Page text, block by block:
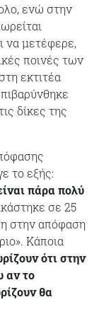
ενώ στην
να μετέφερε,
ποινές των
εκτιτέα
δίκες της
το εξής:
πάρα πολύ
σε 25
στην απόφαση
Κάποια
ότι στην
αν το
θα